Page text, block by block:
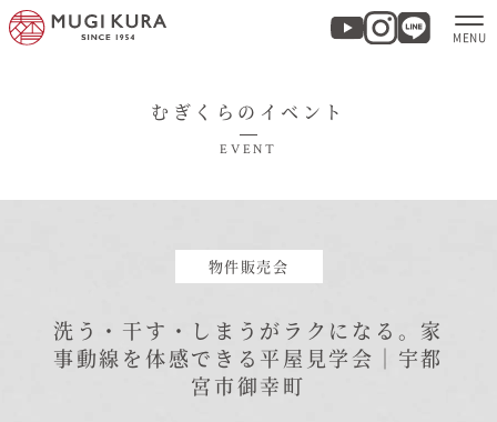
商品紹介
むぎくらのイベント
EVENT
物件販売会
洗う・干す・しまうがラクになる。家
事動線を体感できる平屋見学会｜宇都
宮市御幸町